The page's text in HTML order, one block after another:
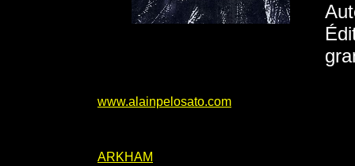
www.alainpelosato.com
ARKHAM